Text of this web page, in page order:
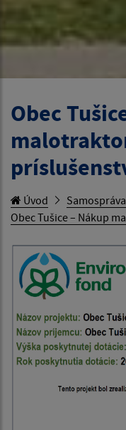
Obec
Úvod Samospráva
Obec Tušice – Nákup